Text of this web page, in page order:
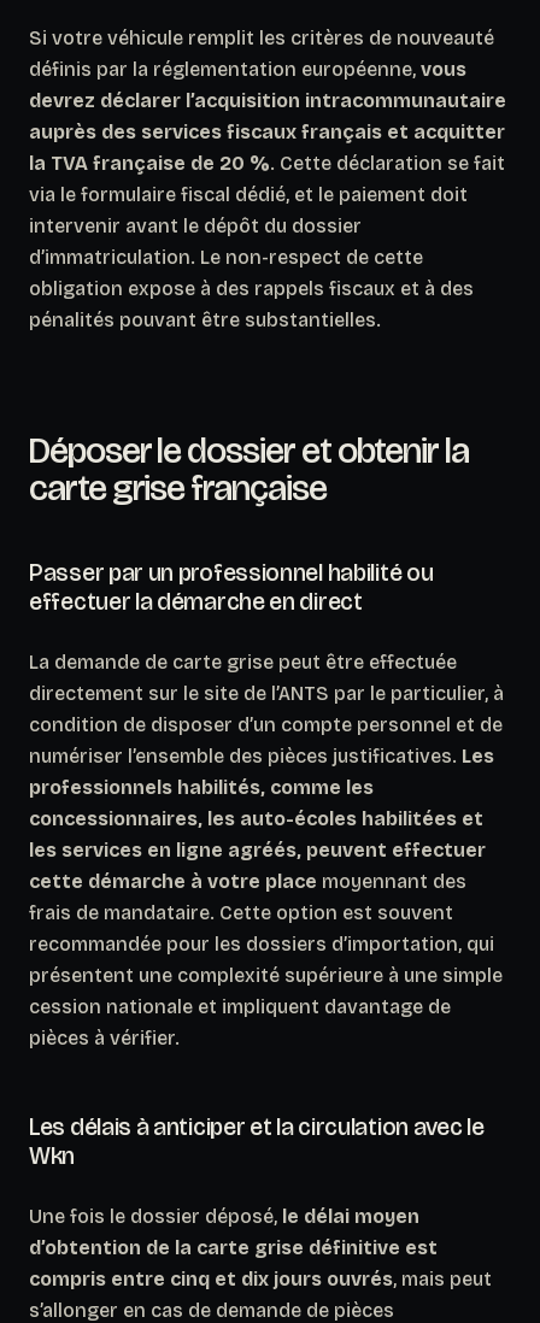
Si votre véhicule remplit les critères de nouveauté
définis par la réglementation européenne, vous
devrez déclarer l’acquisition intracommunautaire
auprès des services fiscaux français et acquitter
la TVA française de 20 %. Cette déclaration se fait
via le formulaire fiscal dédié, et le paiement doit
intervenir avant le dépôt du dossier
d’immatriculation. Le non-respect de cette
obligation expose à des rappels fiscaux et à des
pénalités pouvant être substantielles.
Déposer le dossier et obtenir la
carte grise française
Passer par un professionnel habilité ou
effectuer la démarche en direct
La demande de carte grise peut être effectuée
directement sur le site de l’ANTS par le particulier, à
condition de disposer d’un compte personnel et de
numériser l’ensemble des pièces justificatives. Les
professionnels habilités, comme les
concessionnaires, les auto-écoles habilitées et
les services en ligne agréés, peuvent effectuer
cette démarche à votre place moyennant des
frais de mandataire. Cette option est souvent
recommandée pour les dossiers d’importation, qui
présentent une complexité supérieure à une simple
cession nationale et impliquent davantage de
pièces à vérifier.
Les délais à anticiper et la circulation avec le
Wkn
Une fois le dossier déposé, le délai moyen
d’obtention de la carte grise définitive est
compris entre cinq et dix jours ouvrés, mais peut
s’allonger en cas de demande de pièces